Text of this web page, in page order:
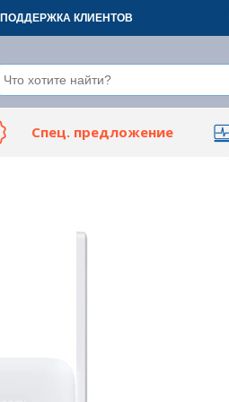
ПОДДЕРЖКА КЛИЕНТОВ
Спец. предложение
Автотовары